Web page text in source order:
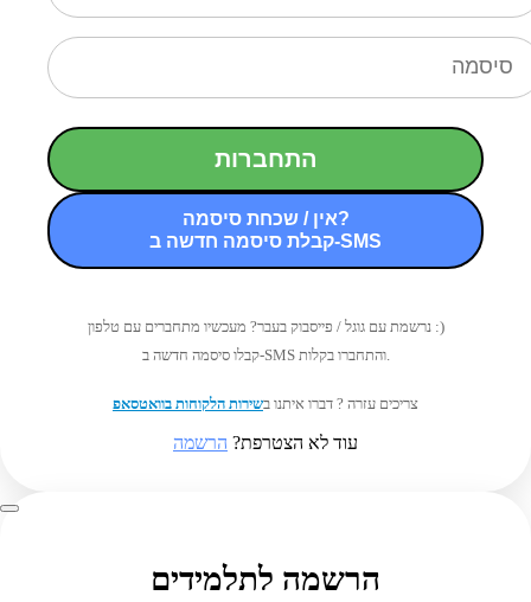
התחברות
אין / שכחת סיסמה?
קבלת סיסמה חדשה ב-SMS
נרשמת עם גוגל / פייסבוק בעבר? מעכשיו מתחברים עם טלפון :)
קבלו סיסמה חדשה ב-SMS והתחברו בקלות.
צריכים עזרה ? דברו איתנו בשירות הלקוחות בוואטסאפ
עוד לא הצטרפת? הרשמה
הרשמה לתלמידים